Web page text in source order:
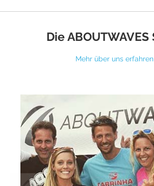
Die
Mehr über uns erfahren